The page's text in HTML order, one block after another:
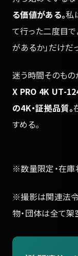
る価値がある。私
て行った二度目で
があるか」だけだ
迷う時間そのもの
X PRO 4K UT-
の4K・証拠品質。
すめる。
※数量限定・在庫
※撮影は関連法令
物・団体は全て架